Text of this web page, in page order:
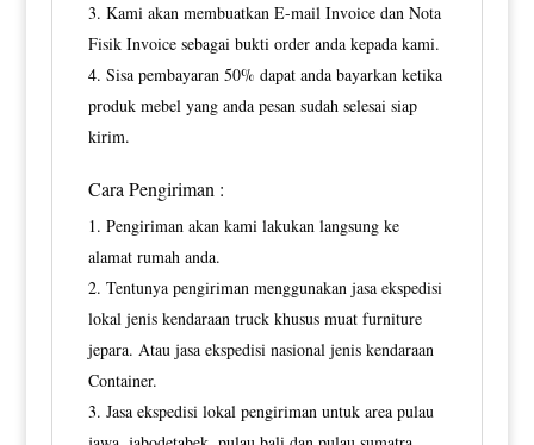
Kami akan membuatkan E-mail Invoice dan Nota
Fisik Invoice sebagai bukti order anda kepada kami.
Sisa pembayaran 50% dapat anda bayarkan ketika
produk mebel yang anda pesan sudah selesai siap
kirim.
Cara Pengiriman :
Pengiriman akan kami lakukan langsung ke
alamat rumah anda.
Tentunya pengiriman menggunakan jasa ekspedisi
lokal jenis kendaraan truck khusus muat furniture
jepara. Atau jasa ekspedisi nasional jenis kendaraan
Container.
Jasa ekspedisi lokal pengiriman untuk area pulau